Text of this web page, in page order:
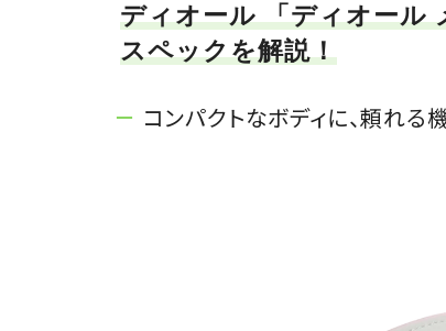
ディオール 「ディオール
スペックを解説！
コンパクトなボディに、頼れる